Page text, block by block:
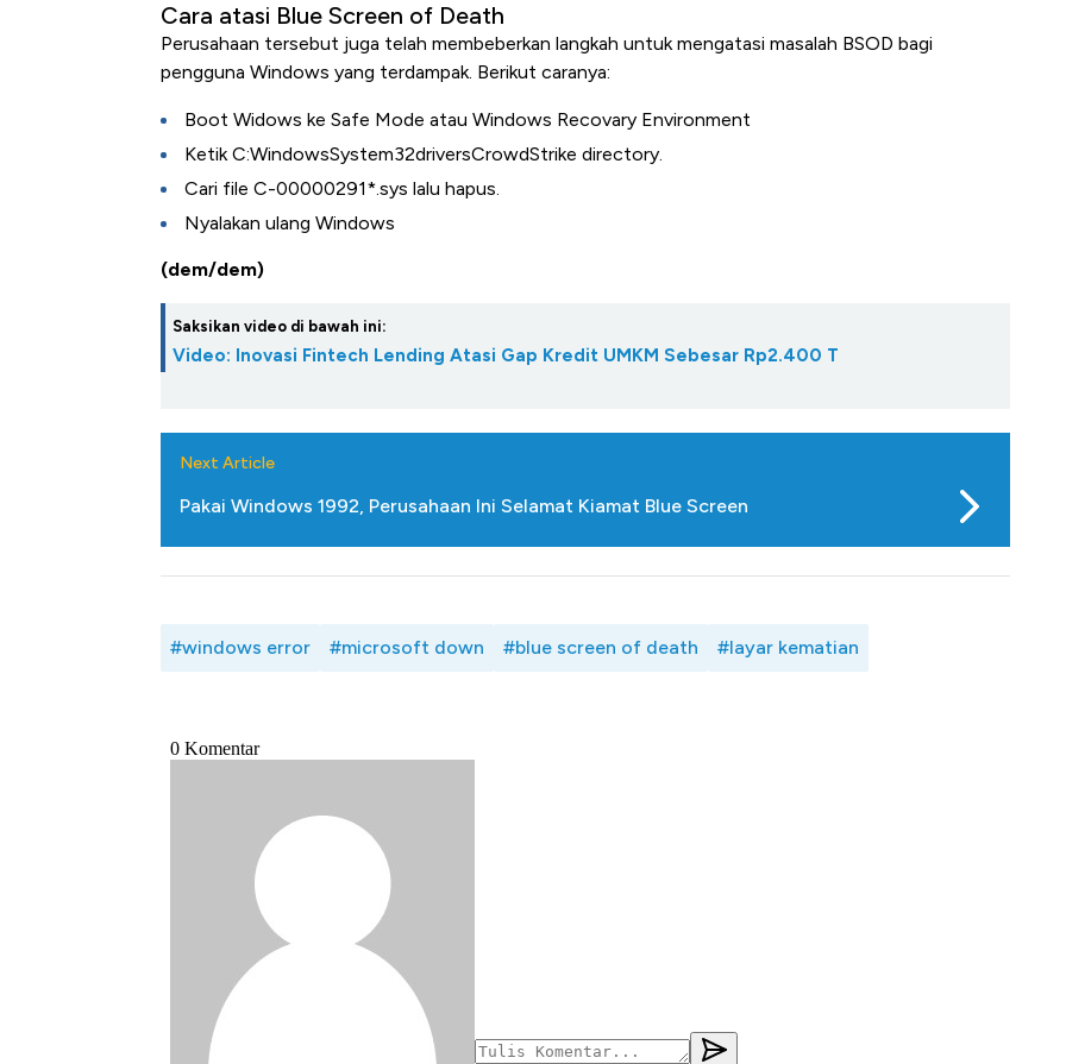
Cara atasi Blue Screen of Death
Perusahaan tersebut juga telah membeberkan langkah untuk mengatasi masalah BSOD bagi
pengguna Windows yang terdampak. Berikut caranya:
Boot Widows ke Safe Mode atau Windows Recovary Environment
Ketik C:WindowsSystem32driversCrowdStrike directory.
Cari file C-00000291*.sys lalu hapus.
Nyalakan ulang Windows
(dem/dem)
Saksikan video di bawah ini:
Video: Inovasi Fintech Lending Atasi Gap Kredit UMKM Sebesar Rp2.400 T
Next Article
Pakai Windows 1992, Perusahaan Ini Selamat Kiamat Blue Screen
#windows error #microsoft down #blue screen of death #layar kematian